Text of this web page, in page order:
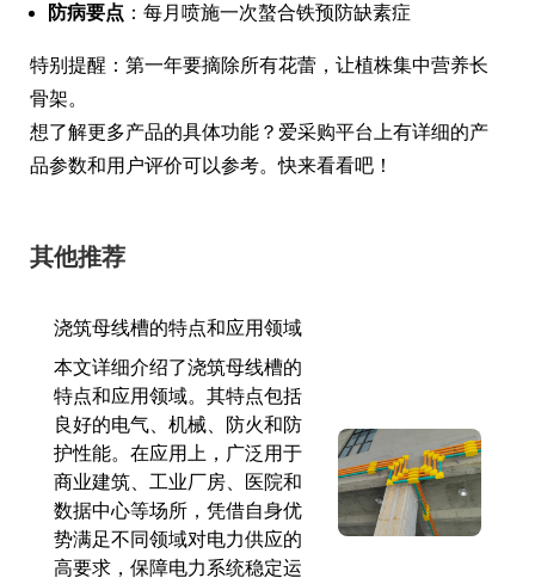
防病要点 ：每月喷施一次螯合铁预防缺素症
特别提醒：第一年要摘除所有花蕾，让植株集中营养长
骨架。
想了解更多产品的具体功能？爱采购平台上有详细的产
品参数和用户评价可以参考。快来看看吧！
其他推荐
浇筑母线槽的特点和应用领域
本文详细介绍了浇筑母线槽的
特点和应用领域。其特点包括
良好的电气、机械、防火和防
护性能。在应用上，广泛用于
商业建筑、工业厂房、医院和
数据中心等场所，凭借自身优
势满足不同领域对电力供应的
高要求，保障电力系统稳定运